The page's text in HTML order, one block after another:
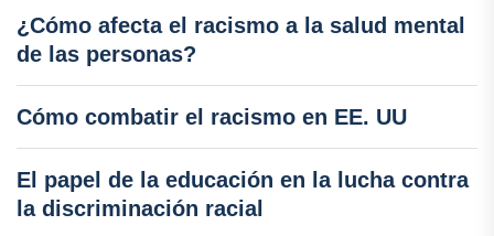
¿Cómo afecta el racismo a la salud mental
de las personas?
Cómo combatir el racismo en EE. UU
El papel de la educación en la lucha contra
la discriminación racial